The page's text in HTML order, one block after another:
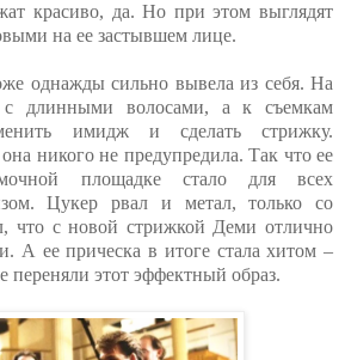
красиво, да. Но при этом выглядят
на ее застывшем лице.
однажды сильно вывела из себя. На
длинными волосами, а к съемкам
имидж и сделать стрижку.
никого не предупредила. Так что ее
площадке стало для всех
Цукер рвал и метал, только со
что с новой стрижкой Деми отлично
А ее прическа в итоге стала хитом –
переняли этот эффектный образ.